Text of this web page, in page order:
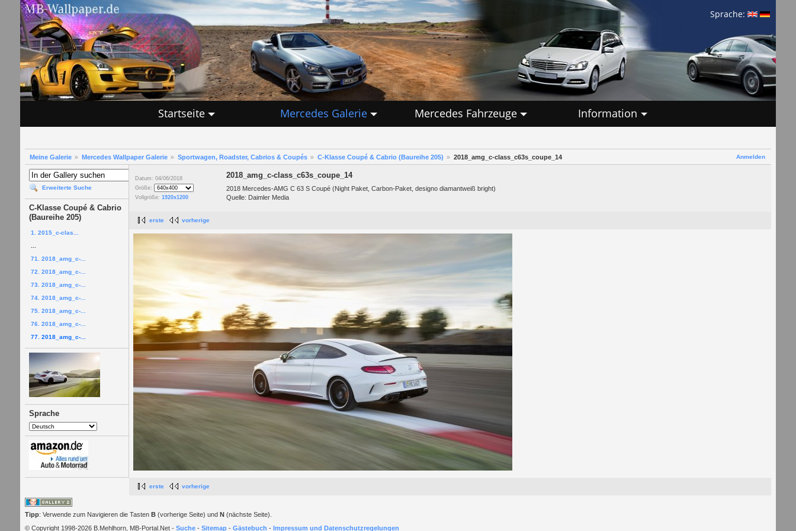
Sprache:
Startseite Mercedes Galerie Mercedes Fahrzeuge Information
Anmelden
Meine Galerie Mercedes Wallpaper Galerie Sportwagen, Roadster, Cabrios & Coupés C-Klasse Coupé & Cabrio (Baureihe 205) 2018_amg_c-class_c63s_coupe_14
Erweiterte Suche
C-Klasse Coupé & Cabrio
(Baureihe 205)
1. 2015_c-clas...
71. 2018_amg_c-...
72. 2018_amg_c-...
73. 2018_amg_c-...
74. 2018_amg_c-...
75. 2018_amg_c-...
76. 2018_amg_c-...
77. 2018_amg_c-...
Sprache
Datum: 04/06/2018
Größe:
Vollgröße: 1920x1200
2018_amg_c-class_c63s_coupe_14
2018 Mercedes-AMG C 63 S Coupé (Night Paket, Carbon-Paket, designo diamantweiß bright)
Quelle: Daimler Media
erste vorherige
erste vorherige
Tipp: Verwende zum Navigieren die Tasten B(vorherige Seite) und N(nächste Seite).
© Copyright 1998-2026 B.Mehlhorn, MB-Portal.Net - Suche- Sitemap- Gästebuch - Impressum und Datenschutzregelungen